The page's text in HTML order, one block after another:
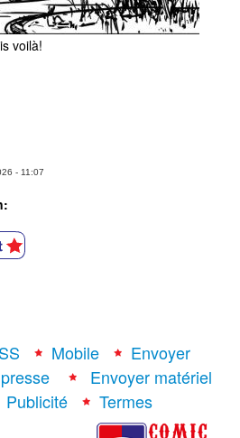
voilà!
- 11:07
Mobile
Envoyer
Envoyer matériel
Publicité
Termes